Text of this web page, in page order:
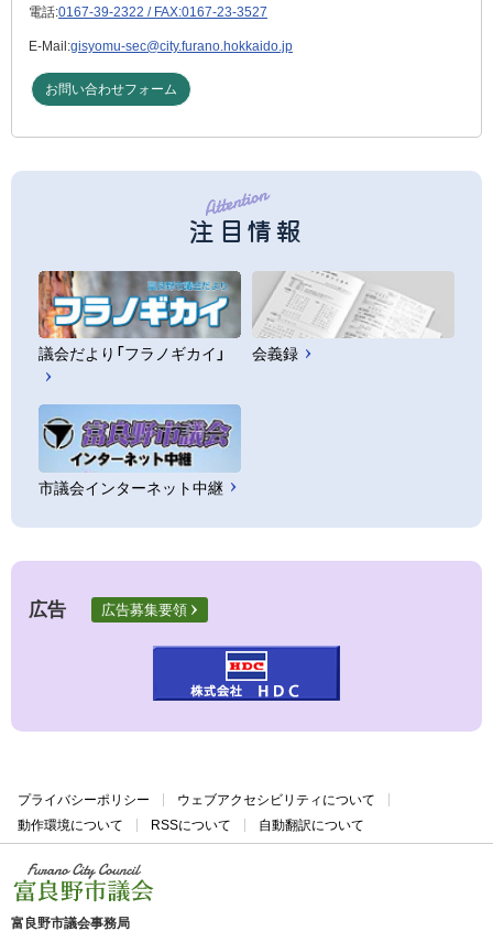
電話:0167-39-2322 / FAX:0167-23-3527
E-Mail:gisyomu-sec@city.furano.hokkaido.jp
お問い合わせフォーム
注目情報
議会だより「フラノギカイ」 会義録
市議会インターネット中継
広告 広告募集要領
プライバシーポリシー
ウェブアクセシビリティについて
動作環境について
RSSについて 自動翻訳について
富良野市議会
富良野市議会事務局